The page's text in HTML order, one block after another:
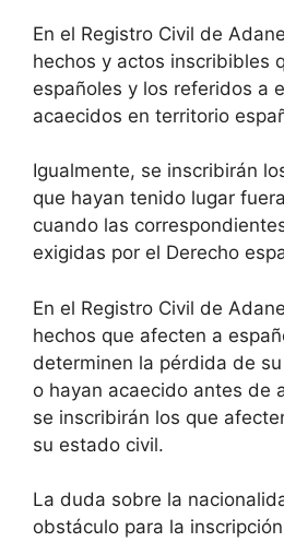
En el Registro Civil de
hechos y actos inscribibles
españoles y los referidos a
acaecidos en territorio
Igualmente, se inscribirán
que hayan tenido lugar
cuando las
exigidas por el Derecho
En el Registro Civil de
hechos que afecten a
determinen la pérdida de
o hayan acaecido antes de
se inscribirán los que
su estado civil.
La duda sobre la
obstáculo para la